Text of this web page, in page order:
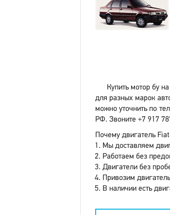
Купить мотор бу
для разных марок
можно уточнить по
РФ. Звоните +7 917
Почему двигатель
Мы доставляем
Работаем без
Двигатели без
Привозим
В наличии есть